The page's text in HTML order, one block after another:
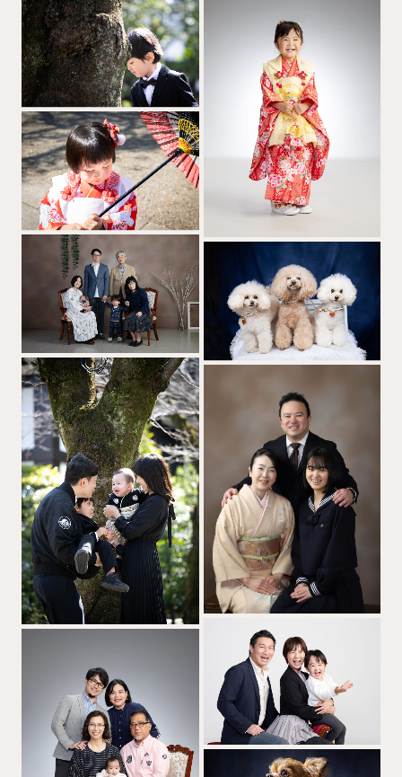
ギャラリー
撮影料金
コンセプト
キャンペーン
スタジオ案内
お問い合わせ